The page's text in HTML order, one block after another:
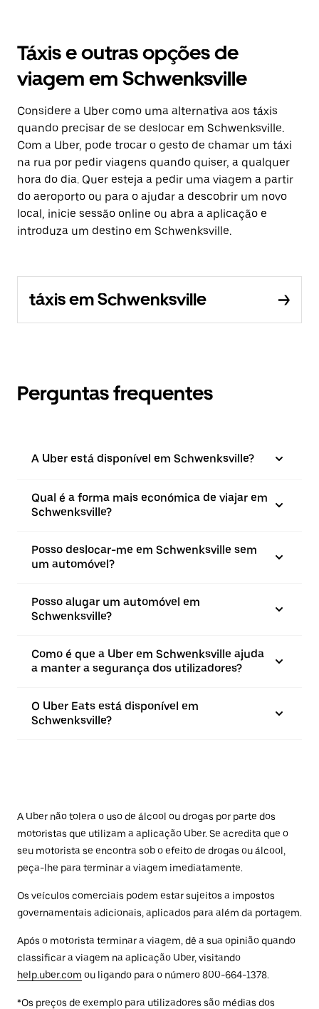
Táxis e outras opções de
viagem em Schwenksville
Considere a Uber como uma alternativa aos táxis
quando precisar de se deslocar em Schwenksville.
Com a Uber, pode trocar o gesto de chamar um táxi
na rua por pedir viagens quando quiser, a qualquer
hora do dia. Quer esteja a pedir uma viagem a partir
do aeroporto ou para o ajudar a descobrir um novo
local, inicie sessão online ou abra a aplicação e
introduza um destino em Schwenksville.
táxis em Schwenksville
Perguntas frequentes
A Uber está disponível em Schwenksville?
Qual é a forma mais económica de viajar em
Schwenksville?
Posso deslocar-me em Schwenksville sem
um automóvel?
Posso alugar um automóvel em
Schwenksville?
Como é que a Uber em Schwenksville ajuda
a manter a segurança dos utilizadores?
O Uber Eats está disponível em
Schwenksville?
A Uber não tolera o uso de álcool ou drogas por parte dos
motoristas que utilizam a aplicação Uber. Se acredita que o
seu motorista se encontra sob o efeito de drogas ou álcool,
peça-lhe para terminar a viagem imediatamente.
Os veículos comerciais podem estar sujeitos a impostos
governamentais adicionais, aplicados para além da portagem.
Após o motorista terminar a viagem, dê a sua opinião quando
classificar a viagem na aplicação Uber, visitando
help.uber.com ou ligando para o número 800-664-1378.
*Os preços de exemplo para utilizadores são médias dos